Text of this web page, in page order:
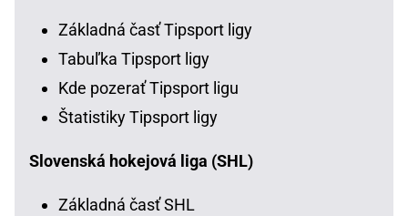
Základná časť Tipsport ligy
Tabuľka Tipsport ligy
Kde pozerať Tipsport ligu
Štatistiky Tipsport ligy
Slovenská hokejová liga (SHL)
Základná časť SHL